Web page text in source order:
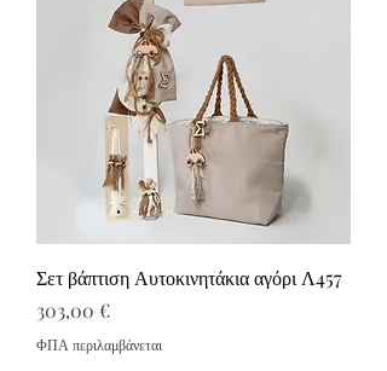
Σετ βάπτιση Αυτοκινητάκια αγόρι Λ457
Τιμή
303,00 €
ΦΠΑ περιλαμβάνεται